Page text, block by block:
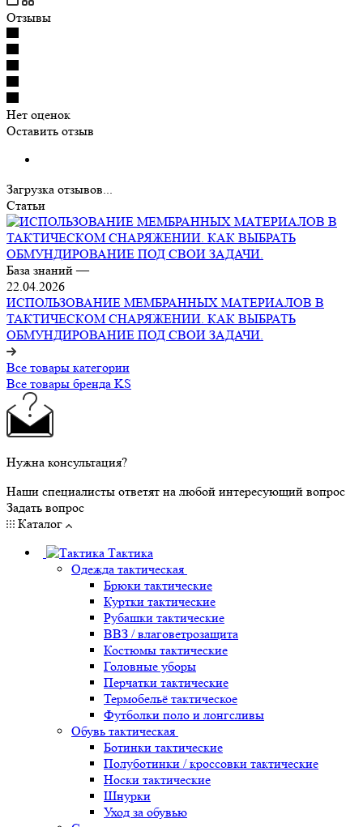
Отзывы
Нет оценок
Оставить отзыв
Загрузка отзывов...
Статьи
База знаний—
22.04.2026
ИСПОЛЬЗОВАНИЕ МЕМБРАННЫХ МАТЕРИАЛОВ В
ТАКТИЧЕСКОМ СНАРЯЖЕНИИ. КАК ВЫБРАТЬ
ОБМУНДИРОВАНИЕ ПОД СВОИ ЗАДАЧИ.
Все товары категории
Все товары бренда KS
Нужна консультация?
Наши специалисты ответят на любой интересующий вопрос
Задать вопрос
Каталог
Тактика
Одежда тактическая
Брюки тактические
Куртки тактические
Рубашки тактические
ВВЗ / влаговетрозащита
Костюмы тактические
Головные уборы
Перчатки тактические
Термобельё тактическое
Футболки поло и лонгсливы
Обувь тактическая
Ботинки тактические
Полуботинки / кроссовки тактические
Носки тактические
Шнурки
Уход за обувью